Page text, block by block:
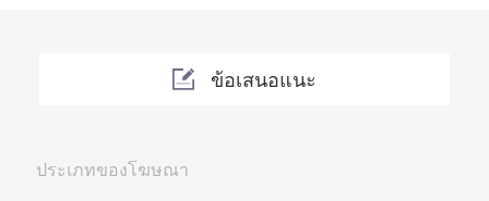
ข้อเสนอแนะ
ประเภทของโฆษณา